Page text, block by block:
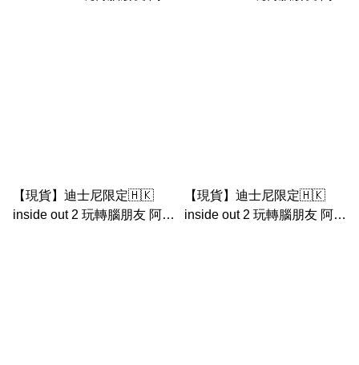
【現貨】迪士尼限定🇭🇰
inside out 2 玩轉腦朋友 阿焦
【現貨】迪士尼限定🇭🇰
inside out 2 玩轉腦朋友 阿羨